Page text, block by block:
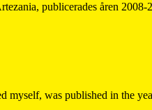
publicerades åren 2008-
was published in the